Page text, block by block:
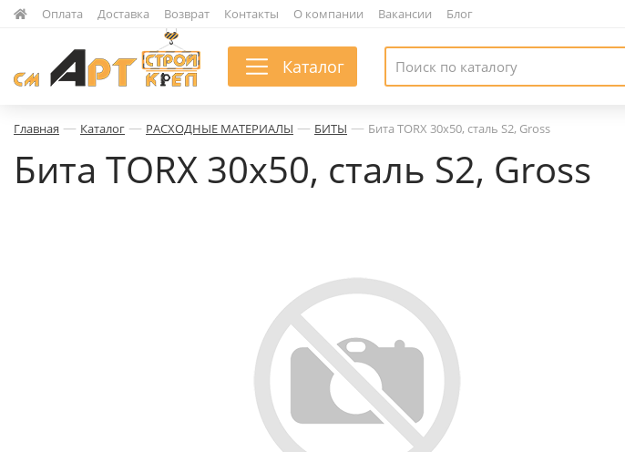
Оплата Доставка Возврат Контакты О компании Вакансии Блог
Каталог
Главная — Каталог — РАСХОДНЫЕ МАТЕРИАЛЫ — БИТЫ — Бита TORX 30х50, сталь S2, Gross
Бита TORX 30х50, сталь S2, Gross